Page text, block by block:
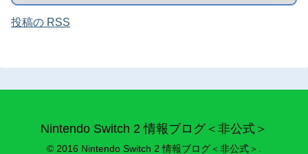
投稿の RSS
Nintendo Switch 2 情報ブログ＜非公式＞
© 2016 Nintendo Switch 2 情報ブログ＜非公式＞.